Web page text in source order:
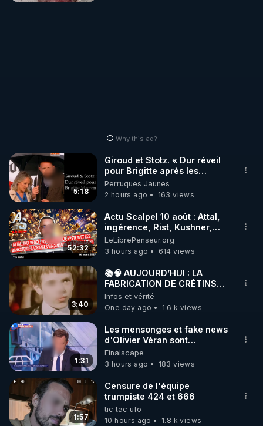
🌱 INSTAGRAM
https://www.instagram.com/rdlr_thierrycasasnovas/
http://rgnr.li/instagram
🌱 LA NEWSLETTER
Pour ne pas rater l’actualité RGNR (stages,
http://rgnr.li/news
🌱 VIDÉOS NON CENSURÉES SUR ODYSEE
Toutes les vidéos Youtube sont aussi sur la
http://rgnr.li/odysee
🌱 LES STAGES EN PRÉSENTIEL
http://rgnr.li/stages
Why this ad?
5:18
Giroud et Stotz. « Dur réveil
pour Brigitte après les
élections européennes ».
Perruques Jaunes
2 hours ago
163 views
52:32
Actu Scalpel 10 août : Attal,
ingérence, Rist, Kushner,
Epstein, sacrifices
maçonniques à Madagascar
LeLibrePenseur.org
3 hours ago
614 views
3:40
📚🧠 AUJOURD’HUI : LA
FABRICATION DE CRÉTINS
QUI SE PRENNENT POUR
DES GÉNIES… 🤡🧠💥
Infos et vérité
One day ago
1.6 k views
1:31
Les mensonges et fake news
d'Olivier Véran sont
maintenant légendaires.
Finalscape
3 hours ago
183 views
1:57
Censure de l'équipe
trumpiste 424 et 666
tic tac ufo
10 hours ago
1.8 k views